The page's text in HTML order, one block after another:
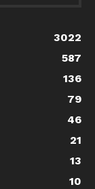
3022
587
136
79
46
21
13
10